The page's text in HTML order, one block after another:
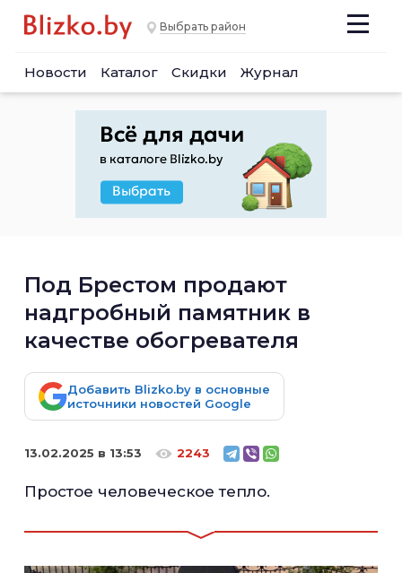
Выбрать район
Новости Каталог Скидки Журнал
Под Брестом продают
надгробный памятник в
качестве обогревателя
Добавить Blizko.by в основные
источники новостей Google
13.02.2025 в 13:53 2243
Простое человеческое тепло.